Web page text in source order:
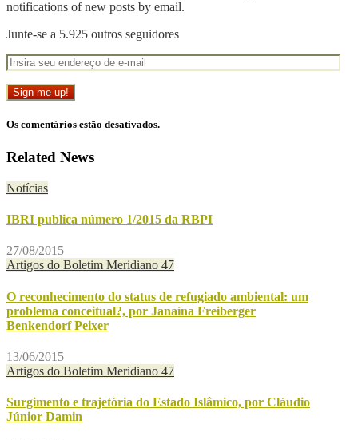
notifications of new posts by email.
Junte-se a 5.925 outros seguidores
Os comentários estão desativados.
Related News
Notícias
IBRI publica número 1/2015 da RBPI
27/08/2015
Artigos do Boletim Meridiano 47
O reconhecimento do status de refugiado ambiental: um
problema conceitual?, por Janaína Freiberger
Benkendorf Peixer
13/06/2015
Artigos do Boletim Meridiano 47
Surgimento e trajetória do Estado Islâmico, por Cláudio
Júnior Damin